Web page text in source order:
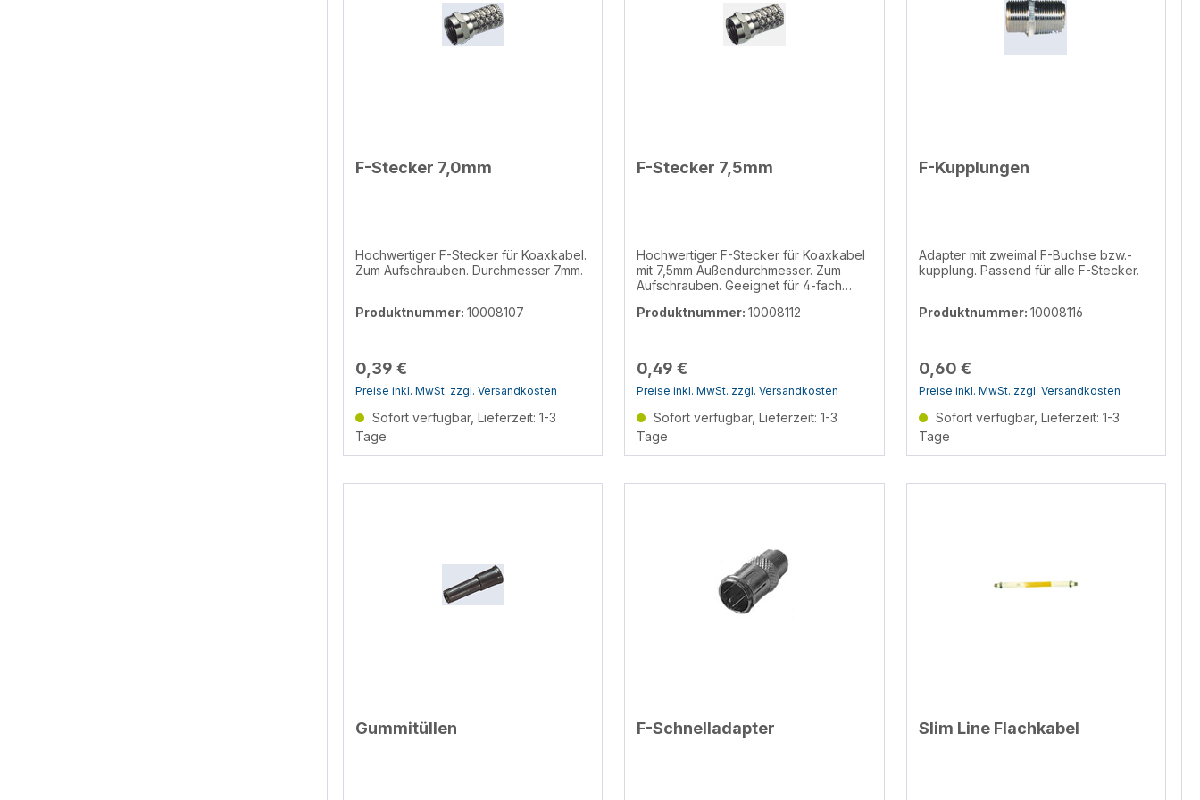
F-Stecker 7,0mm
Hochwertiger F-Stecker für Koaxkabel.
Zum Aufschrauben. Durchmesser 7mm.
Produktnummer: 10008107
0,39 €
Preise inkl. MwSt. zzgl. Versandkosten
Sofort verfügbar, Lieferzeit: 1-3
Tage
F-Stecker 7,5mm
Hochwertiger F-Stecker für Koaxkabel
mit 7,5mm Außendurchmesser. Zum
Aufschrauben. Geeignet für 4-fach
Produktnummer:10008112
0,49 €
Preise inkl. MwSt. zzgl. Versandkosten
Sofort verfügbar, Lieferzeit: 1-3
Tage
F-Kupplungen
Adapter mit zweimal F-Buchse bzw.-
kupplung. Passend für alle F-Stecker.
Produktnummer: 10008116
0,60 €
Preise inkl. MwSt. zzgl. Versandkosten
Sofort verfügbar, Lieferzeit: 1-3
Tage
Gummitüllen F-Schnelladapter Slim Line Flachkabel